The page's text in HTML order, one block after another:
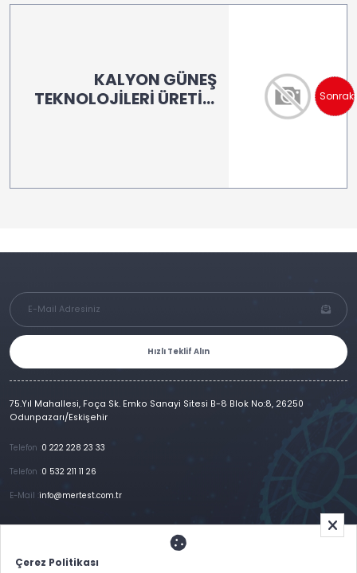
Çerez Politikası
KALYON GÜNEŞ
TEKNOLOJİLERİ ÜRETİM
Sonraki
Hızlı Teklif Alın
75.Yıl Mahallesi, Foça Sk. Emko Sanayi Sitesi B-8 Blok No:8, 26250
Odunpazarı/Eskişehir
Telefon : 0 222 228 23 33
Telefon : 0 532 211 11 26
E-Mail :info@mertest.com.tr
ÜrünlerimizReferanslar